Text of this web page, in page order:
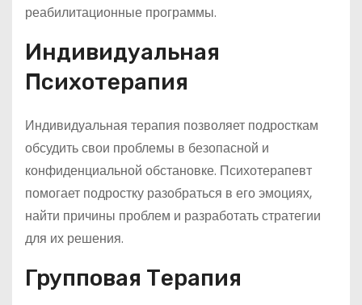
реабилитационные программы.
Индивидуальная
Психотерапия
Индивидуальная терапия позволяет подросткам
обсудить свои проблемы в безопасной и
конфиденциальной обстановке. Психотерапевт
помогает подростку разобраться в его эмоциях,
найти причины проблем и разработать стратегии
для их решения.
Групповая Терапия